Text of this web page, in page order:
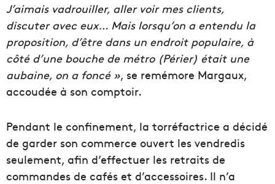
J’aimais vadrouiller, aller voir mes clients,
discuter avec eux… Mais lorsqu’on a entendu la
proposition, d’être dans un endroit populaire, à
côté d’une bouche de métro (Périer) était une
aubaine, on a foncé », se remémore Margaux,
accoudée à son comptoir.
Pendant le confinement, la torréfactrice a décidé
de garder son commerce ouvert les vendredis
seulement, afin d’effectuer les retraits de
commandes de cafés et d’accessoires. Il n’a